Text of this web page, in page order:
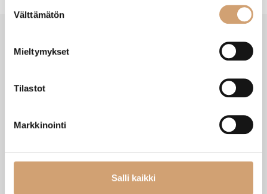
valinta
Välttämätön
Mieltymykset
Tilastot
Markkinointi
Salli kaikki